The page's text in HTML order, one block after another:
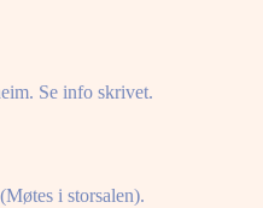
Se info skrivet.
i storsalen).